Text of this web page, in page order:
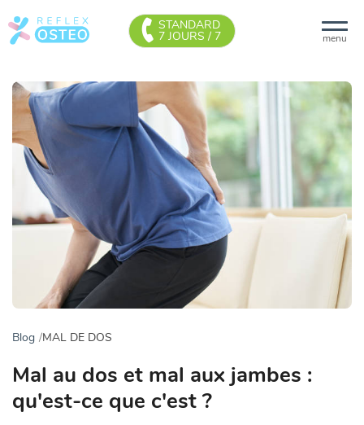
menu
STANDARD
7 JOURS / 7
Blog MAL DE DOS
Mal au dos et mal aux jambes :
qu'est-ce que c'est ?